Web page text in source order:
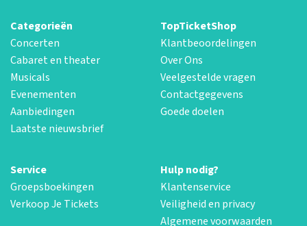
Categorieën
Concerten
Cabaret en theater
Musicals
Evenementen
Aanbiedingen
Laatste nieuwsbrief
TopTicketShop
Klantbeoordelingen
Over Ons
Veelgestelde vragen
Contactgegevens
Goede doelen
Service
Groepsboekingen
Verkoop Je Tickets
Hulp nodig?
Klantenservice
Veiligheid en privacy
Algemene voorwaarden